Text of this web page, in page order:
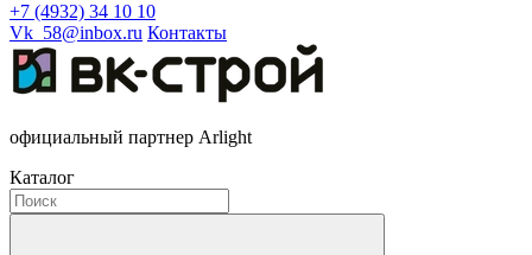
+7 (4932) 34 10 10
Vk_58@inbox.ru Контакты
официальный партнер Arlight
Каталог